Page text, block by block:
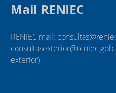
Mail RENIEC
RENIEC mail:
exterior)